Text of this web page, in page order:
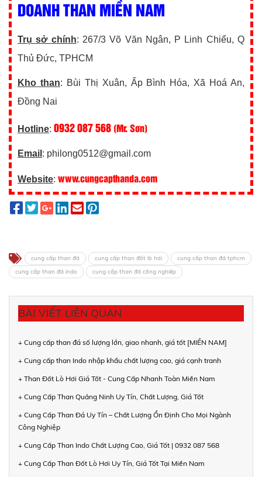
DOANH THAN MIỀN NAM
Trụ sở chính: 267/3 Võ Văn Ngân, P Linh Chiểu, Q
Thủ Đức, TPHCM
Kho than: Bùi Thị Xuân, Ấp Bình Hóa, Xã Hoá An,
Đồng Nai
Hotline: 0932 087 568 (Mr. Sơn)
Email : philong0512@gmail.com
Website: www.cungcapthanda.com
cung cấp than đá cung cấp than đốt lò hơi
cung cấp than đá tphcm
cung cấp than đá indo
cung cấp than đá công nghiệp
BÀI VIẾT LIÊN QUAN
+ Cung cấp than đá số lượng lớn, giao nhanh, giá tốt [MIỀN NAM]
+ Cung cấp than Indo nhập khẩu chất lượng cao, giá cạnh tranh
+ Than Đốt Lò Hơi Giá Tốt - Cung Cấp Nhanh Toàn Miền Nam
+ Cung Cấp Than Quảng Ninh Uy Tín, Chất Lượng, Giá Tốt
+ Cung Cấp Than Đá Uy Tín – Chất Lượng Ổn Định Cho Mọi Ngành
Công Nghiệp
+ Cung Cấp Than Indo Chất Lượng Cao, Giá Tốt | 0932 087 568
+ Cung Cấp Than Đốt Lò Hơi Uy Tín, Giá Tốt Tại Miền Nam